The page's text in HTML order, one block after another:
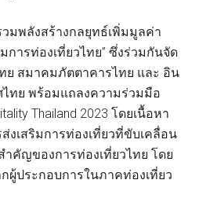
วมพลังสร้างกลยุทธ์เพิ่มมูลค่า
ารท่องเที่ยวไทย” ซึ่งร่วมกันจัด
ย สมาคมภัตตาคารไทย และ อิน
ไทย พร้อมแถลงความร่วมมือ
Thailand 2023 โดยเนื้อหา
งเสริมการท่องเที่ยวที่ขับเคลื่อน
ำคัญของการท่องเที่ยวไทย โดย
ผู้ประกอบการในภาคท่องเที่ยว